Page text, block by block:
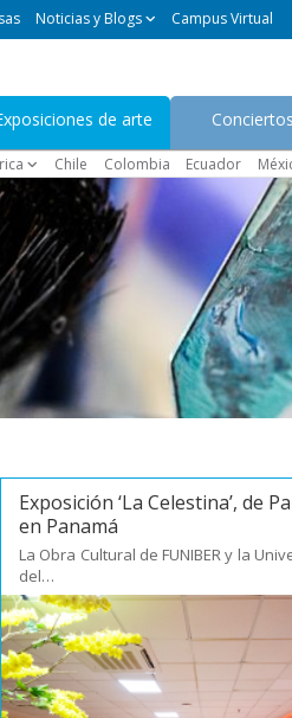
Noticias y Blogs Campus Virtual
de arte Conciertos
Chile Colombia Ecuador
Exposición ‘La Celestina’, de
en Panamá
La Obra Cultural de FUNIBER y la
del…